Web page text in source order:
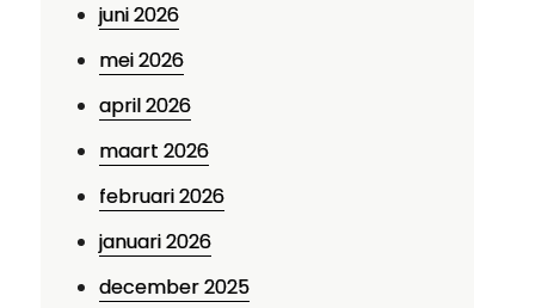
juni 2026
mei 2026
april 2026
maart 2026
februari 2026
januari 2026
december 2025